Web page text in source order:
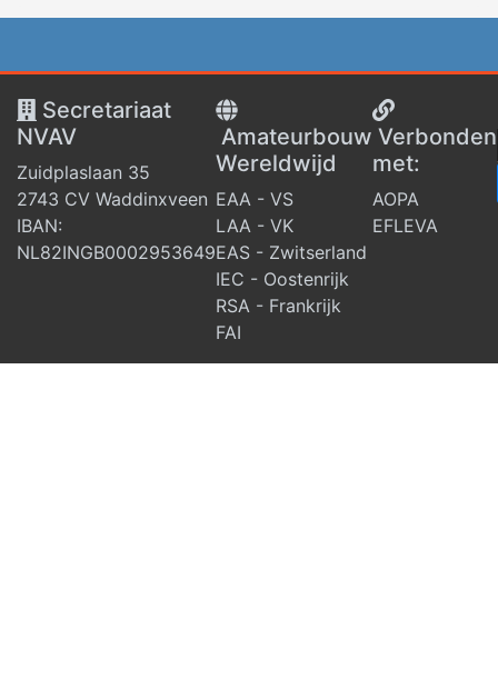
Secretariaat
NVAV
Zuidplaslaan 35
2743 CV Waddinxveen
IBAN:
NL82INGB0002953649
Amateurbouw
Wereldwijd
EAA - VS
LAA - VK
EAS - Zwitserland
IEC - Oostenrijk
RSA - Frankrijk
FAI
Verbonden
met:
AOPA
EFLEVA